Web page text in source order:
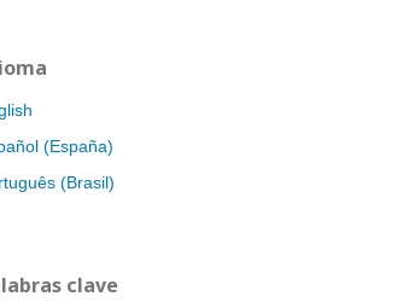
(España)
(Brasil)
clave